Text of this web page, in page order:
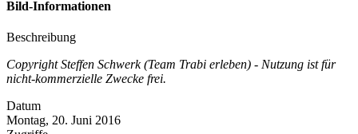
Bild-Informationen
Beschreibung
Copyright Steffen Schwerk (Team Trabi erleben) - Nutzung ist für
nicht-kommerzielle Zwecke frei.
Datum
Montag, 20. Juni 2016